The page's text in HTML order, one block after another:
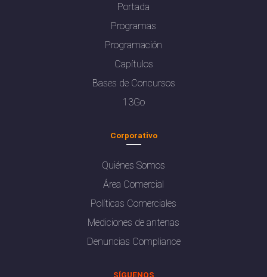
Portada
Programas
Programación
Capítulos
Bases de Concursos
13Go
Corporativo
Quiénes Somos
Área Comercial
Políticas Comerciales
Mediciones de antenas
Denuncias Compliance
SÍGUENOS